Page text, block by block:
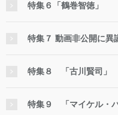
特集６「鶴巻智徳」
特集７ 動画非公開に異
特集８ 「古川賢司」
特集９ 「マイケル・